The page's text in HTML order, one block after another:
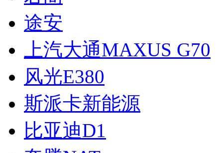
途安
上汽大通MAXUS G70
风光E380
斯派卡新能源
比亚迪D1